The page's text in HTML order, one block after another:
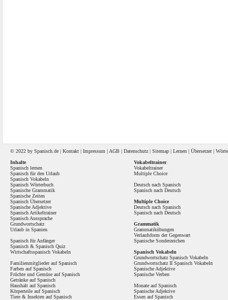
© 2022 by Spanisch .de | Kontakt | Impressum | AGB | Datenschutz | Sitemap | Lernen | Übersetzer|
Inhalte
Spanisch lernen
Spanisch für den Urlaub
Spanisch Vokabeln
Spanisch Wörterbuch
Spanische Grammatik
Spanische Zeiten
Spanisch Übersetzer
Spanische Adjektive
Spanisch Artikeltrainer
Spanisch Aussprache
Grundwortschatz
Urlaub in Spanien
Spanisch für Anfänger
Spanisch & Spanisch Quiz
Wirtschaftsspanisch Vokabeln
Familienmitglieder auf Spanisch
Farben auf Spanisch
Früchte und Gemüse auf Spanisch
Getränke auf Spanisch
Haushalt auf Spanisch
Körperteile auf Spanisch
Tiere & Insekten auf Spanisch
Vokabeltrainer
Vokabeltrainer
Multiple Choice
Deutsch nach Spanisch
Spanisch nach Deutsch
Multiple Choice
Deutsch nach Spanisch
Spanisch nach Deutsch
Grammatik
Grammatikübungen
Verlaufsform der Gegenwart
Spanische Sonderzeichen
Spanisch Vokabeln
Grundwortschatz Spanisch Vokabeln
Grundwortschatz II Spanisch Vokabeln
Spanische Adjektive
Spanische Verben
Monate auf Spanisch
Spanische Adjektive
Essen auf Spanisch